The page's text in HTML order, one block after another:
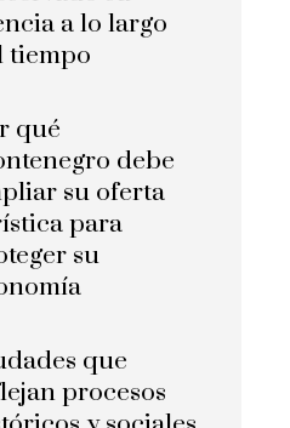
a lo largo
tiempo
qué
debe
su oferta
para
su
que
procesos